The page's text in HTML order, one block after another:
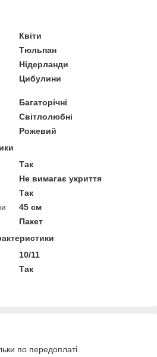
Квіти
Тюльпан
Нідерланди
Цибулини
Багаторічні
Світлолюбні
Рожевий
Так
Не вимагає укриття
Так
45 см
Пакет
10/11
Так
по передоплаті.